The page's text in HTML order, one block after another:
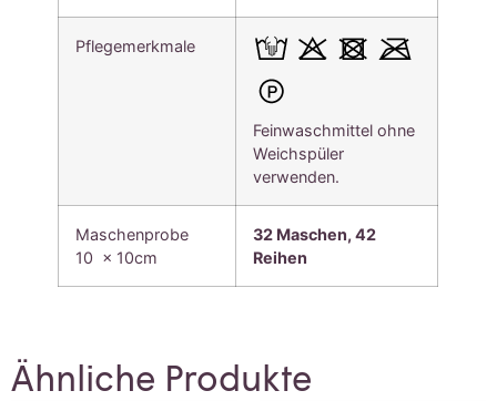
Pflegemerkmale
Feinwaschmittel ohne
Weichspüler
verwenden.
Maschenprobe
10 x 10cm
32 Maschen, 42
Reihen
Ähnliche Produkte